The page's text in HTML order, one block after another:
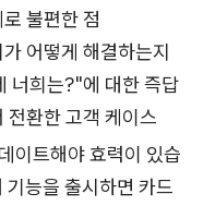
불편한 점
어떻게 해결하는지
너희는?"에 대한 즉답
전환한 고객 케이스
이트해야 효력이 있습
능을 출시하면 카드